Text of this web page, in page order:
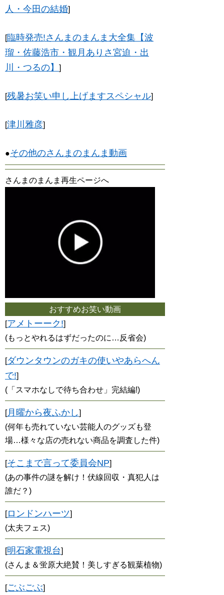
人・今田の結婚]
[臨時発売!さんまのまんま大全集【波
瑠・佐藤浩市・観月ありさ宮迫・出
川・つるの】 ]
[残暑お笑い申し上げますスペシャル]
[津川雅彦]
●その他のさんまのまんま動画
さんまのまんま再生ページへ
おすすめお笑い動画
[アメトーーク!]
(もっとやれるはずだったのに…反省会)
[ダウンタウンのガキの使いやあらへん
で!]
(「スマホなしで待ち合わせ」完結編!)
[月曜から夜ふかし]
(何年も売れていない芸能人のグッズも登
場…様々な店の売れない商品を調査した件)
[そこまで言って委員会NP]
(あの事件の謎を解け！伏線回収・真犯人は
誰だ？)
[ロンドンハーツ]
(太夫フェス)
[明石家電視台]
(さんま＆蛍原大絶賛！美しすぎる観葉植物)
[ごぶごぶ]